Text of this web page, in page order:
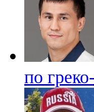
по